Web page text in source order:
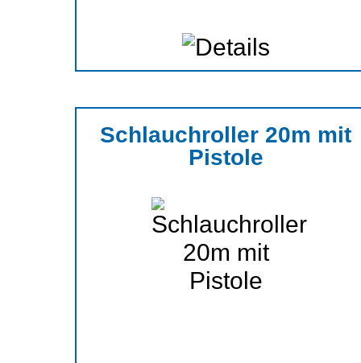
Schlauchroller 20m mit
Pistole